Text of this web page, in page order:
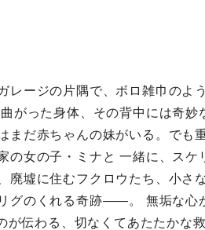
レージの片隅で、ボロ雑巾のよ
がった身体、その背中には奇妙
まだ赤ちゃんの妹がいる。でも
の女の子・ミナと 一緒に、スケ
廃墟に住むフクロウたち、小さ
グのくれる奇跡――。 無垢な心
伝わる、切なくてあたたかな